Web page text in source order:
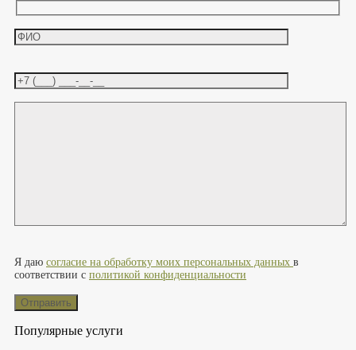
Я даю согласие на обработку моих персональных данных в
соответствии с политикой конфиденциальности
Популярные услуги